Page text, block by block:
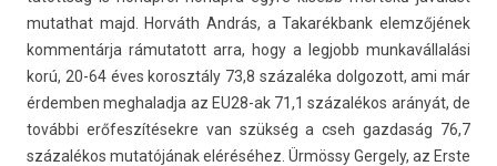
mutat­hat majd. Horváth András, a Takarékbank elemzőjének
kom­mentár­ja rámutatott arra, hogy a leg­jobb mun­kavál­lalási
korú, 20-64 éves korosztá­ly 73,8 százaléka dol­gozott, ami már
érdemb­en meg­halad­ja az EU28-ak 71,1 százalékos arányát, de
további erőfeszítésekre van szükség a cseh gaz­daság 76,7
százalékos mutatójának eléréséhez. Ürmössy Ger­ge­ly, az Erste